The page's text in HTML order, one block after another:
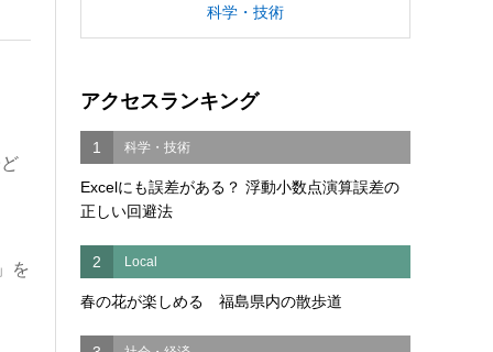
を
科学・技術
アクセスランキング
1 科学・技術
Excelにも誤差がある？ 浮動小数点演算誤差の
正しい回避法
2 Local
春の花が楽しめる 福島県内の散歩道